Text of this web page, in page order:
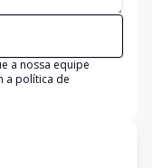
a nossa equipe
a política de